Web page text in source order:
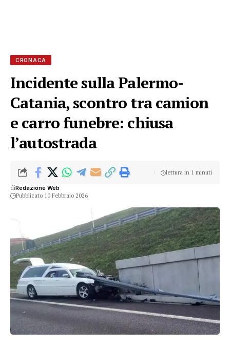
CRONACA
Incidente sulla Palermo-
Catania, scontro tra camion
e carro funebre: chiusa
l’autostrada
diRedazione Web
Pubblicato 10 Febbraio 2026
lettura in 1 minuti